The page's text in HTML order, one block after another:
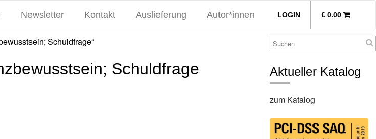
LOGIN € 0.00
Newsletter Kontakt Auslieferung Autor*innen
Schuldfrage“
Schuldfrage Aktueller Katalog
zum Katalog